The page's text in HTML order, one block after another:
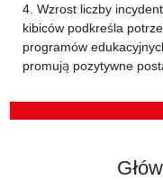
4. Wzrost liczby
kibiców podkreśla
programów
promują pozytywne